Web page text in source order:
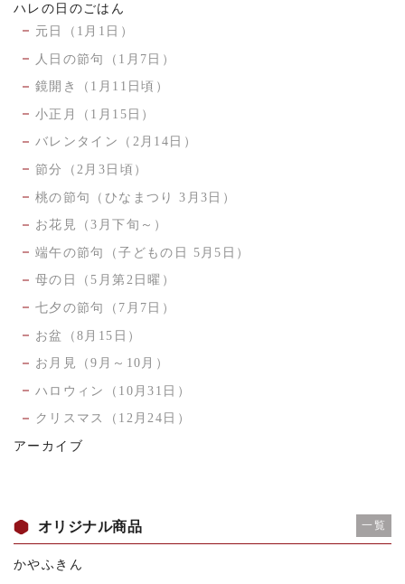
ハレの日のごはん
元日（1月1日）
人日の節句（1月7日）
鏡開き（1月11日頃）
小正月（1月15日）
バレンタイン（2月14日）
節分（2月3日頃）
桃の節句（ひなまつり 3月3日）
お花見（3月下旬～）
端午の節句（子どもの日 5月5日）
母の日（5月第2日曜）
七夕の節句（7月7日）
お盆（8月15日）
お月見（9月～10月）
ハロウィン（10月31日）
クリスマス（12月24日）
アーカイブ
オリジナル商品 一覧
かやふきん